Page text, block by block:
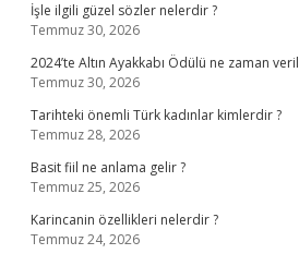
İşle ilgili güzel sözler nelerdir ?
Temmuz 30, 2026
2024’te Altın Ayakkabı Ödülü ne zaman
Temmuz 30, 2026
Tarihteki önemli Türk kadınlar kimlerdir ?
Temmuz 28, 2026
Basit fiil ne anlama gelir ?
Temmuz 25, 2026
Karincanin özellikleri nelerdir ?
Temmuz 24, 2026